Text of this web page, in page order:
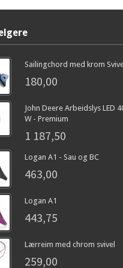
Sailingchord med krom
180,00
John Deere Arbeidslys LED
W - Premium
1 187,50
Logan A1 - Sau og BC
463,00
Logan A1
443,75
Lærreim med chrom svivel
259,00